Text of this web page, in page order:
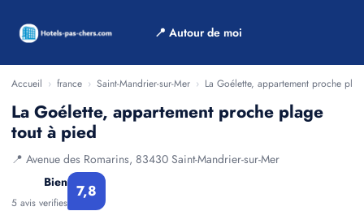
📍 Autour de moi
Accueil › france › Saint-Mandrier-sur-Mer › La Goélette, appartement proche
La Goélette, appartement proche plage
tout à pied
📍 Avenue des Romarins, 83430 Saint-Mandrier-sur-Mer
Bien
5 avis verifies
7,8